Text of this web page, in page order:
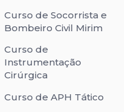
Curso de Socorrista e
Bombeiro Civil Mirim
Curso de
Instrumentação
Cirúrgica
Curso de APH Tático